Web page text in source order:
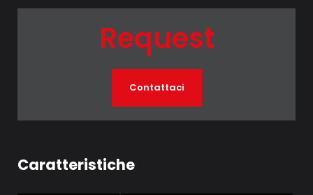
Request
Contattaci
Caratteristiche